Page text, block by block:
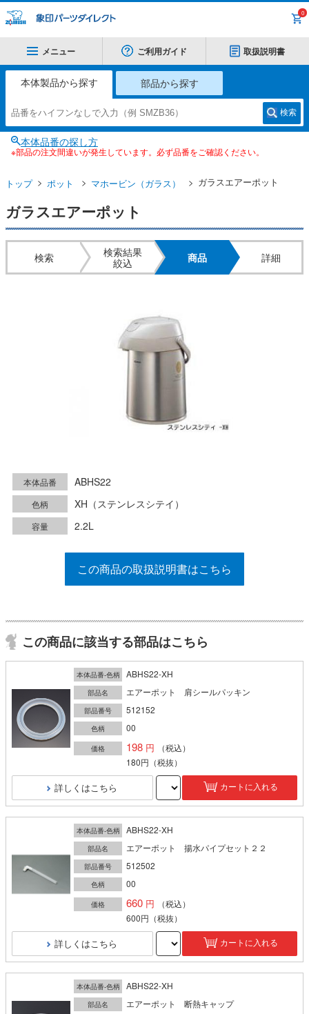
0
メニュー ご利用ガイド 取扱説明書
本体製品から探す 部品から探す
検索
本体品番の探し方
※部品の注文間違いが発生しています。必ず品番をご確認ください。
トップ ポット マホービン（ガラス） ガラスエアーポット
ガラスエアーポット
検索
検索結果
絞込
商品 詳細
本体品番 ABHS22
色柄 XH（ステンレスシテイ）
容量 2.2L
この商品の取扱説明書はこちら
この商品に該当する部品はこちら
本体品番-色柄 ABHS22-XH
部品名 エアーポット 肩シールパッキン
部品番号 512152
色柄 00
価格 198
（税込）
180円 （税抜）
詳しくはこちら カートに入れる
本体品番-色柄 ABHS22-XH
部品名 エアーポット 揚水パイプセット２２
部品番号 512502
色柄 00
価格 660
（税込）
600円 （税抜）
詳しくはこちら カートに入れる
本体品番-色柄 ABHS22-XH
部品名 エアーポット 断熱キャップ